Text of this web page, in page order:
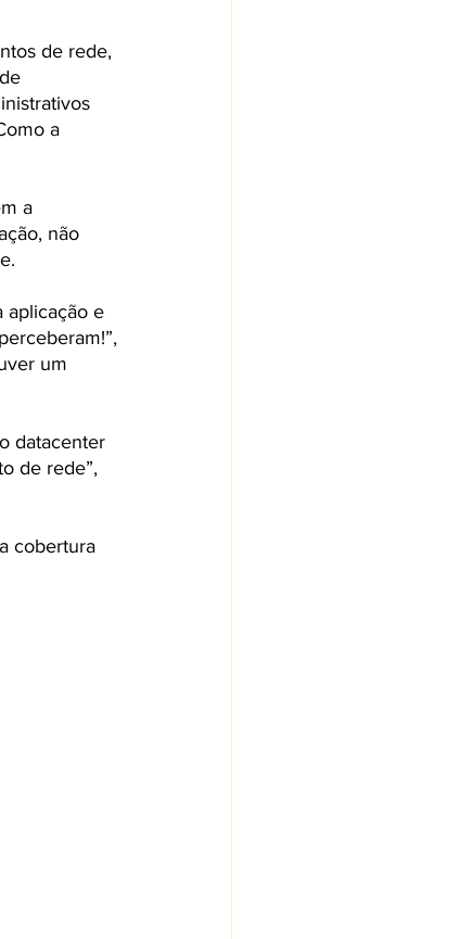
de rede,
a
a
não
aplicação e
um
datacenter
de rede”,
cobertura